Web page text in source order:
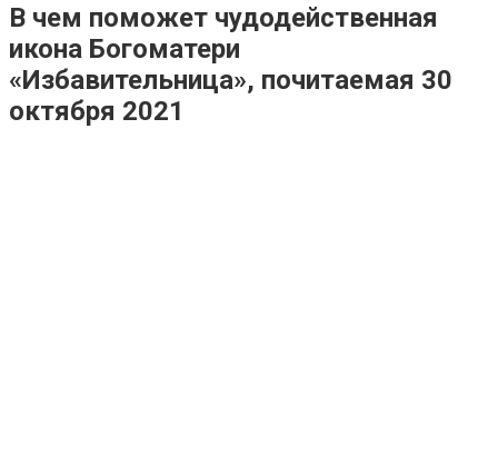
В чем поможет чудодейственная
икона Богоматери
«Избавительница», почитаемая 30
октября 2021